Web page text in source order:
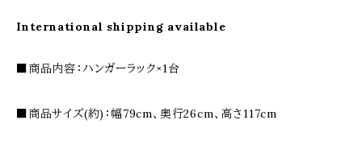
International shipping available
■商品内容：ハンガーラック×1台
■商品サイズ(約)：幅79cm、奥行26cm、高さ117cm